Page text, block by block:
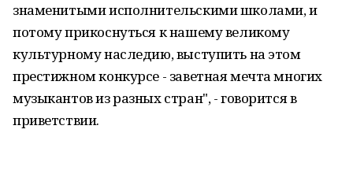
знаменитыми исполнительскими школами, и
потому прикоснуться к нашему великому
культурному наследию, выступить на этом
престижном конкурсе - заветная мечта многих
музыкантов из разных стран", - говорится в
приветствии.